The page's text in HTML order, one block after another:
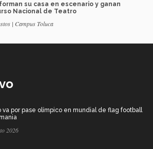
su casa en escenario y ganan
Nacional de Teatro
| Campus Toluca
va por pase olímpico en mundial de flag football
2026